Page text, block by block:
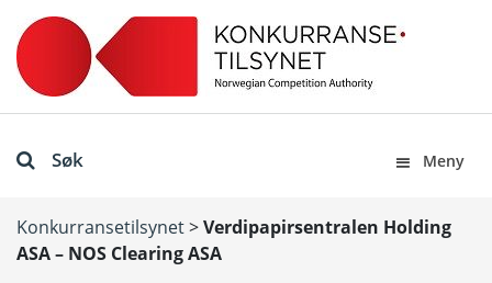
Søk Meny
Konkurransetilsynet>Verdipapirsentralen Holding
ASA – NOS Clearing ASA